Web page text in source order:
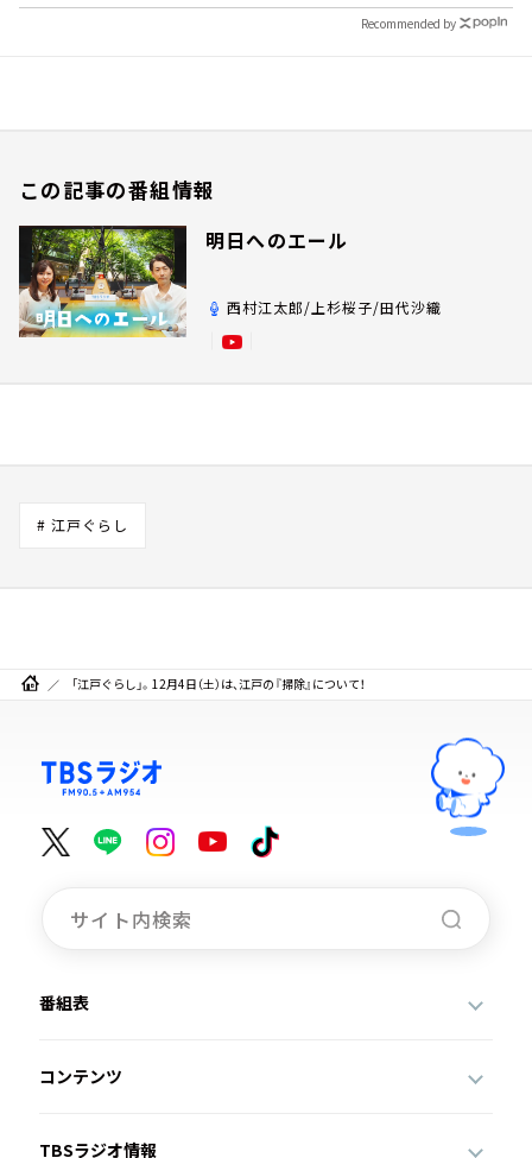
Recommended by
この記事の番組情報
明日へのエール
西村江太郎/上杉桜子/田代沙織
# 江戸ぐらし
「江戸ぐらし」。12月4日（土）は、江戸の『掃除』について！
番組表
コンテンツ
TBSラジオ情報